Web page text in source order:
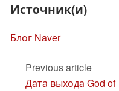
Источник(и)
Блог Naver
Previous article
Дата выхода God of